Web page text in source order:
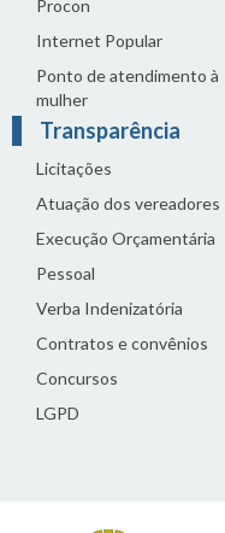
Procon
Internet Popular
Ponto de atendimento à
mulher
Transparência
Licitações
Atuação dos vereadores
Execução Orçamentária
Pessoal
Verba Indenizatória
Contratos e convênios
Concursos
LGPD